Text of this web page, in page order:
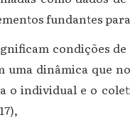
fundantes
condições de
uma dinâmica que
o individual e o